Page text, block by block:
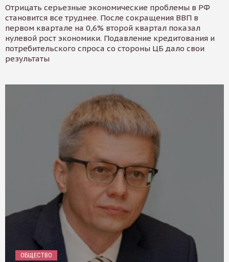
Отрицать серьезные экономические проблемы в РФ
становится все труднее. После сокращения ВВП в
первом квартале на 0,6% второй квартал показал
нулевой рост экономики. Подавление кредитования и
потребительского спроса со стороны ЦБ дало свои
результаты
ОБЩЕСТВО